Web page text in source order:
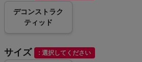
メンズカジュアルウェア
デコンストラク
ティッド
サイズ 選択してください